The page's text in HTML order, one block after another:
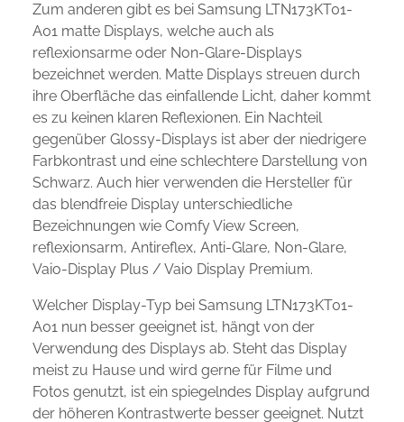
Zum anderen gibt es bei Samsung LTN173KT01-
A01 matte Displays, welche auch als
reflexionsarme oder Non-Glare-Displays
bezeichnet werden. Matte Displays streuen durch
ihre Oberfläche das einfallende Licht, daher kommt
es zu keinen klaren Reflexionen. Ein Nachteil
gegenüber Glossy-Displays ist aber der niedrigere
Farbkontrast und eine schlechtere Darstellung von
Schwarz. Auch hier verwenden die Hersteller für
das blendfreie Display unterschiedliche
Bezeichnungen wie Comfy View Screen,
reflexionsarm, Antireflex, Anti-Glare, Non-Glare,
Vaio-Display Plus / Vaio Display Premium.
Welcher Display-Typ bei Samsung LTN173KT01-
A01 nun besser geeignet ist, hängt von der
Verwendung des Displays ab. Steht das Display
meist zu Hause und wird gerne für Filme und
Fotos genutzt, ist ein spiegelndes Display aufgrund
der höheren Kontrastwerte besser geeignet. Nutzt